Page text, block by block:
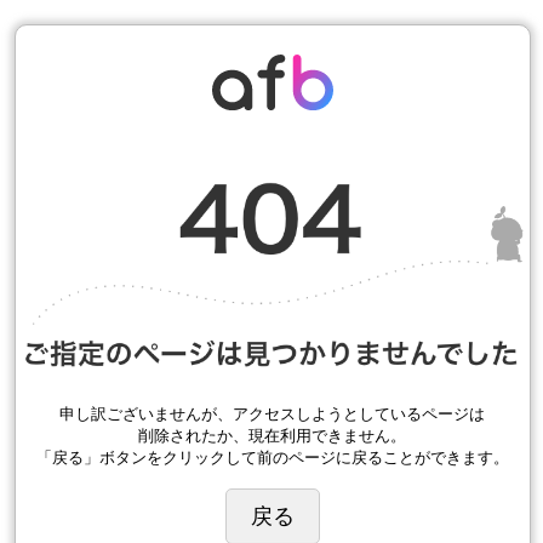
申し訳ございませんが、アクセスしようとしているページは
削除されたか、現在利用できません。
「戻る」ボタンをクリックして前のページに戻ることができます。
戻る